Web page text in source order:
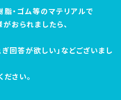
・ゴム等のマテリアルで
おられましたら、
ぎ回答が欲しい」などございまし
さい。